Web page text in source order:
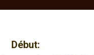
Début: